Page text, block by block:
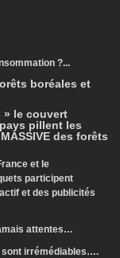
?...
boréales et
» le couvert
pillent les
des forêts
et le
participent
et des publicités
attentes…
sont irrémédiables….